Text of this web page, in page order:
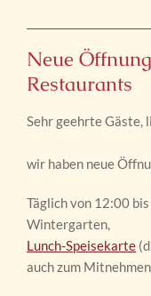
Neue
Restaurants
Sehr geehrte Gäste,
wir haben neue
Täglich von 12:00
Wintergarten,
Lunch-Speisekarte
auch zum Mitnehmen